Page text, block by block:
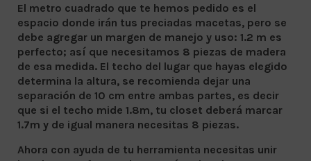
El metro cuadrado que te hemos pedido es el
espacio donde irán tus preciadas macetas, pero se
debe agregar un margen de manejo y uso: 1.2 m es
perfecto; así que necesitamos 8 piezas de madera
de esa medida. El techo del lugar que hayas elegido
determina la altura, se recomienda dejar una
separación de 10 cm entre ambas partes, es decir
que si el techo mide 1.8m, tu closet deberá marcar
1.7m y de igual manera necesitas 8 piezas.
Ahora con ayuda de tu herramienta necesitas unir